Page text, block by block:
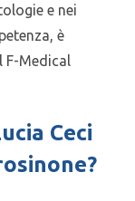
e nei
è
Medical
Ceci